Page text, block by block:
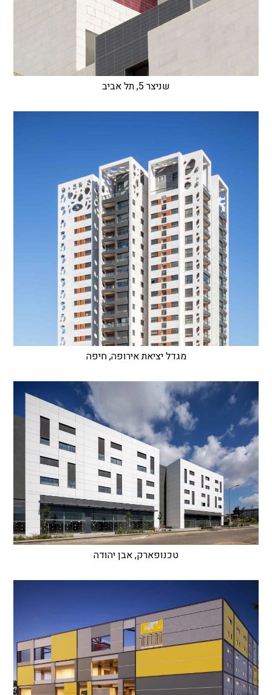
שניצר 5, תל אביב
מגדל יציאת אירופה, חיפה
טכנופארק, אבן יהודה